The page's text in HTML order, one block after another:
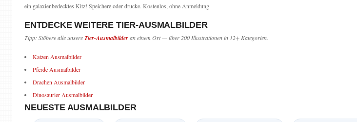
ein galaxienbedecktes Kitz! Speichere oder drucke. Kostenlos, ohne Anmeldung.
ENTDECKE WEITERE TIER-AUSMALBILDER
Tipp: Stöbere alle unsereTier-Ausmalbilderan einem Ort — über 200 Illustrationen in 12+ Kategorien.
Katzen Ausmalbilder
Pferde Ausmalbilder
Drachen Ausmalbilder
Dinosaurier Ausmalbilder
NEUESTE AUSMALBILDER